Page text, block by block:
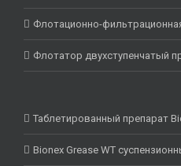
Флотационно-
Флотатор двухступенчатый
Таблетированный препарат
Bionex Grease WT